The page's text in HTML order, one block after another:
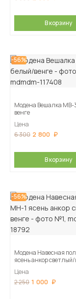
В корзину
-56%
Модена Вешалка МВ-
венге
Цена
6 300 2 800
В корзину
-56%
Модена Навесная
ясень анкор
Цена
2 250 1 000